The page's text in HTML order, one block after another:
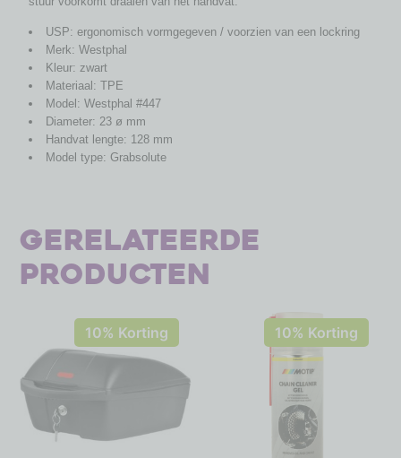
USP: ergonomisch vormgegeven / voorzien van een lockring
Merk: Westphal
Kleur: zwart
Materiaal: TPE
Model: Westphal #447
Diameter: 23 ø mm
Handvat lengte: 128 mm
Model type: Grabsolute
Gerelateerde
producten
10% Korting 10% Korting